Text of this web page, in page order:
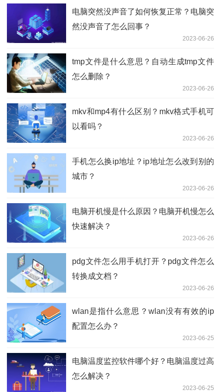
电脑突然没声音了如何恢复正常？电脑突
然没声音了怎么回事？
2023-06-26
tmp文件是什么意思？自动生成tmp文件
怎么删除？
2023-06-26
mkv和mp4有什么区别？mkv格式手机可
以看吗？
2023-06-26
手机怎么换ip地址？ip地址怎么改到别的
城市？
2023-06-26
电脑开机慢是什么原因？电脑开机慢怎么
快速解决？
2023-06-26
pdg文件怎么用手机打开？pdg文件怎么
转换成文档？
2023-06-26
wlan是指什么意思？wlan没有有效的ip
配置怎么办？
2023-06-25
电脑温度监控软件哪个好？电脑温度过高
怎么解决？
2023-06-25